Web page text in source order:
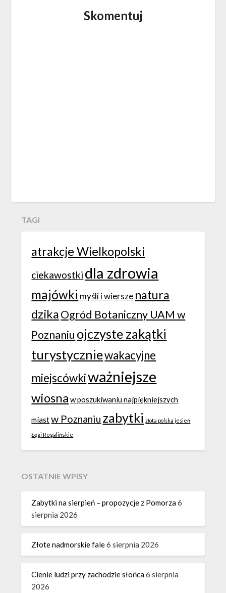
Skomentuj
TAGI
atrakcje Wielkopolski
ciekawostki dla zdrowia
majówki myśli i wiersze natura
dzikaOgród Botaniczny UAM w
Poznaniu ojczyste zakątki
turystyczniewakacyjne
miejscówkiważniejsze
wiosna w poszukiwaniu najpiękniejszych
miastw Poznaniu zabytki złota polska jesień
Łęgi Rogalińskie
OSTATNIE WPISY
Zabytki na sierpień – propozycje z Pomorza6
sierpnia 2026
Złote nadmorskie fale6 sierpnia 2026
Cienie ludzi przy zachodzie słońca6 sierpnia
2026